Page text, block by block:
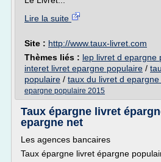
Lire la suite
Site : http://www.taux-livret.com
Thèmes liés : lep livret d epargne
interet livret epargne populaire /
populaire / taux du livret d
epargne populaire 2015
Taux épargne livret
epargne net
Les agences bancaires
Taux épargne livret épargne